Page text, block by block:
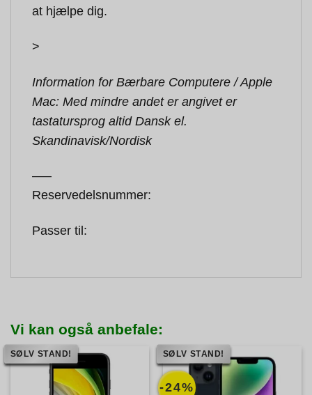
at hjælpe dig.
>
Information for Bærbare Computere / Apple
Mac: Med mindre andet er angivet er
tastatursprog altid Dansk el.
Skandinavisk/Nordisk
—–
Reservedelsnummer:
Passer til:
Vi kan også anbefale:
SØLV STAND!
-24%
SØLV STAND!